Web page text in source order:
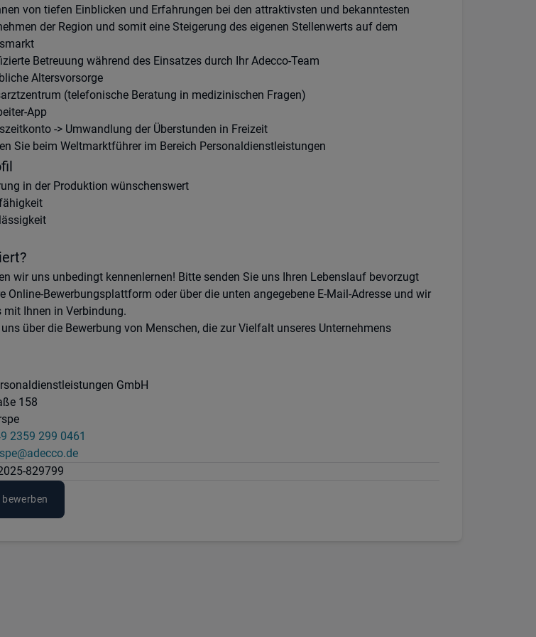
Schierling
in 76437 Rastatt
von tiefen Einblicken und Erfahrungen bei den attraktivsten und bekanntesten
der Region und somit eine Steigerung des eigenen Stellenwerts auf dem
Betreuung während des Einsatzes durch Ihr Adecco-Team
Altersvorsorge
(telefonische Beratung in medizinischen Fragen)
App
-> Umwandlung der Überstunden in Freizeit
Sie beim Weltmarktführer im Bereich Personaldienstleistungen
in der Produktion wünschenswert
wir uns unbedingt kennenlernen! Bitte senden Sie uns Ihren Lebenslauf bevorzugt
Online-Bewerbungsplattform oder über die unten angegebene E-Mail-Adresse und wir
mit Ihnen in Verbindung.
über die Bewerbung von Menschen, die zur Vielfalt unseres Unternehmens
GmbH
158
2359 299 0461
829799